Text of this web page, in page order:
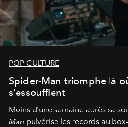
POP CULTURE
Spider-Man triomphe là
s'essoufflent
Moins d'une semaine après sa
Man pulvérise les records au